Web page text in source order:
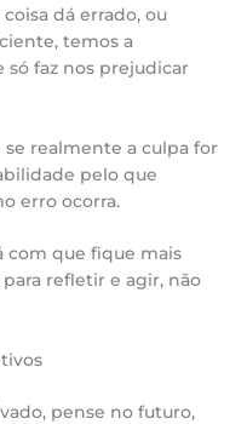
dá errado, ou
temos a
só faz nos prejudicar
realmente a culpa for
pelo que
erro ocorra.
com que fique mais
refletir e agir, não
pense no futuro,